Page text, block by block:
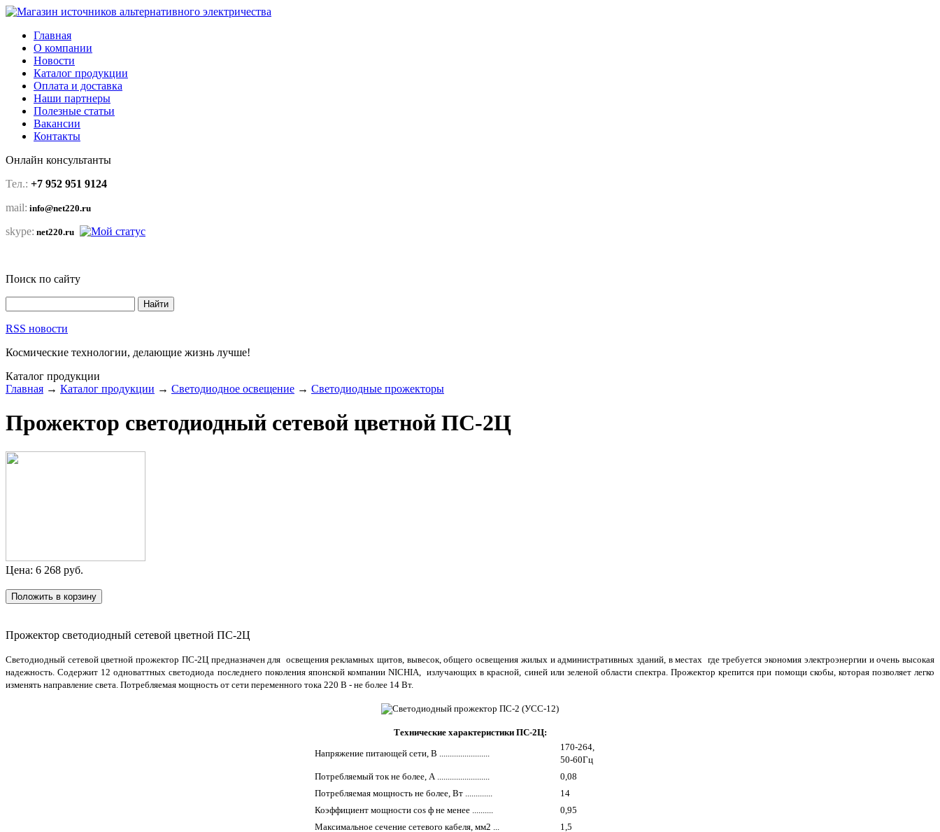
Главная
О компании
Новости
Каталог продукции
Оплата и доставка
Наши партнеры
Полезные статьи
Вакансии
Контакты
Онлайн консультанты
Тел.: +7 952 951 9124
mail: info@net220.ru
skype: net220.ru
Поиск по сайту
RSS новости
Космические технологии, делающие жизнь лучше!
Каталог продукции
Главная → Каталог продукции → Светодиодное освещение → Светодиодные прожекторы
Прожектор светодиодный сетевой цветной ПС-2Ц
Цена: 6 268 руб.
Прожектор светодиодный сетевой цветной ПС-2Ц
Светодиодный сетевой цветной прожектор ПС-2Ц предназначен для освещения рекламных щитов, вывесок, общего освещения жилых и административных зданий, в местах где требуется экономия электроэнергии и очень высокая
надежность. Содержит 12 одноваттных светодиода последнего поколения японской компании NICHIA, излучающих в красной, синей или зеленой области спектра. Прожектор крепится при помощи скобы, которая позволяет легко
изменять направление света. Потребляемая мощность от сети переменного тока 220 В - не более 14 Вт.
Технические характеристики ПС-2Ц:
Напряжение питающей сети, В ........................
170-264,
50-60Гц
Потребляемый ток не более, А .........................
0,08
Потребляемая мощность не более, Вт .............
14
Коэффициент мощности cos ф не менее ..........
0,95
Максимальное сечение сетевого кабеля, мм2 ...
1,5